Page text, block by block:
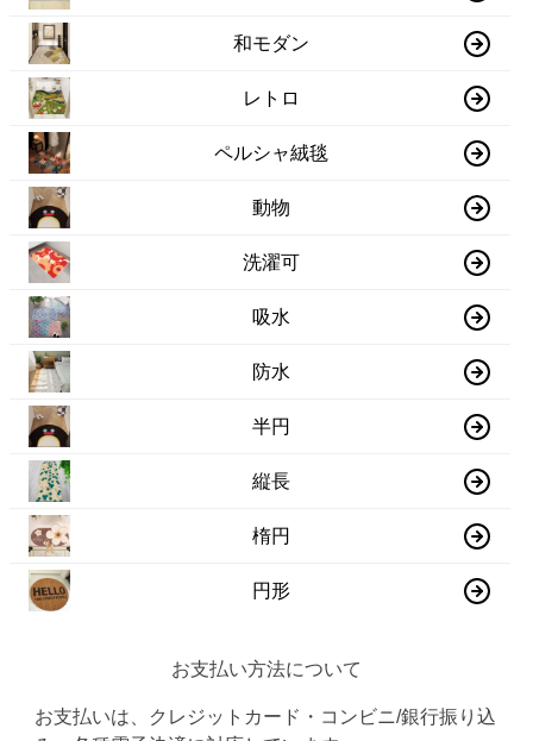
和モダン
レトロ
ペルシャ絨毯
動物
洗濯可
吸水
防水
半円
縦長
楕円
円形
お支払い方法について
お支払いは、クレジットカード・コンビニ/銀行振り込